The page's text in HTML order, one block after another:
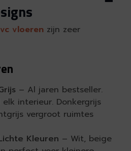
vloerenzijn zeer
– Al jaren bestseller.
interieur. Donkergrijs
vergroot ruimtes
Kleuren – Wit, beige